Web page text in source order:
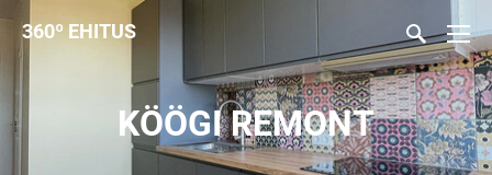
360º EHITUS
KÖÖGI REMONT